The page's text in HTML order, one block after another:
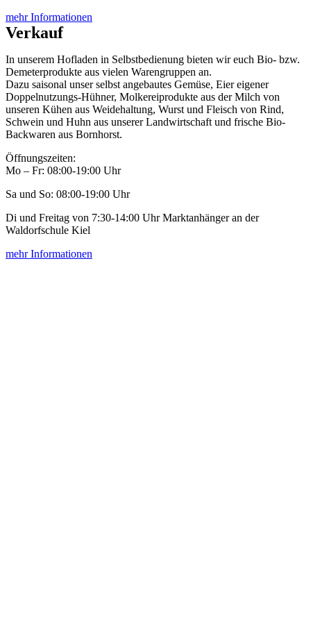
mehr Informationen
Verkauf
In unserem Hofladen in Selbstbedienung bieten wir euch Bio- bzw.
Demeterprodukte aus vielen Warengruppen an.
Dazu saisonal unser selbst angebautes Gemüse, Eier eigener
Doppelnutzungs-Hühner, Molkereiprodukte aus der Milch von
unseren Kühen aus Weidehaltung, Wurst und Fleisch von Rind,
Schwein und Huhn aus unserer Landwirtschaft und frische Bio-
Backwaren aus Bornhorst.
Öffnungszeiten:
Mo – Fr: 08:00-19:00 Uhr
Sa und So: 08:00-19:00 Uhr
Di und Freitag von 7:30-14:00 Uhr Marktanhänger an der
Waldorfschule Kiel
mehr Informationen